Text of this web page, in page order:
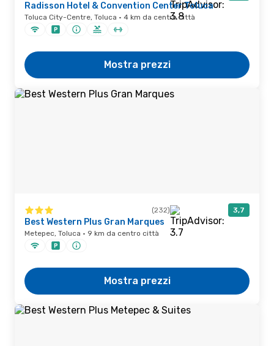
Radisson Hotel & Convention Center Toluca
Toluca City-Centre, Toluca · 4 km da centro città
Mostra prezzi
(232) 3,7
Best Western Plus Gran Marques
Metepec, Toluca · 9 km da centro città
Mostra prezzi